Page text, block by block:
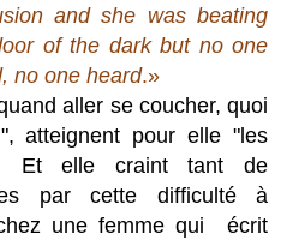
and she was beating
of the dark but no one
no one heard.»
aller se coucher, quoi
atteignent pour elle "les
Et elle craint tant
de
par cette difficulté à
une femme qui écrit